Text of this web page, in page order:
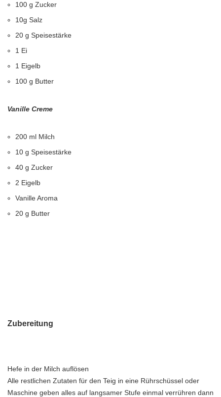
100 g Zucker
10g Salz
20 g Speisestärke
1 Ei
1 Eigelb
100 g Butter
Vanille Creme
200 ml Milch
10 g Speisestärke
40 g Zucker
2 Eigelb
Vanille Aroma
20 g Butter
Zubereitung
Hefe in der Milch auflösen
Alle restlichen Zutaten für den Teig in eine Rührschüssel oder
Maschine geben alles auf langsamer Stufe einmal verrühren dann